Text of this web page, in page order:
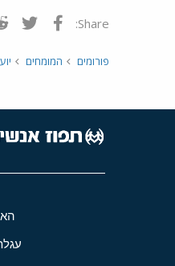
Share: פייסבוק
פורומים המומחים